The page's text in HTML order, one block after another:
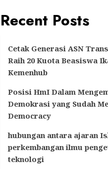
Recent Posts
Cetak Generasi ASN
Raih 20 Kuota Beasiswa
Kemenhub
Posisi HmI Dalam
Demokrasi yang Sudah
Democracy
hubungan antara ajaran
perkembangan ilmu
teknologi